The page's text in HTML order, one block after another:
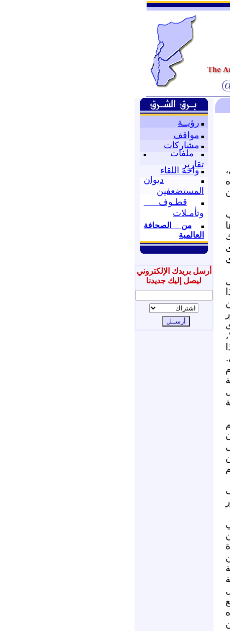
رؤيــة
مواقف
مشاركات
ملفات
تقارير
واحة اللقاء
ديوان
المستضعفين
قطـوف
وتأمـلات
من الصحافة
العالمية
أرسل بريدك الإلكتروني
ليصل إليك جديدنا